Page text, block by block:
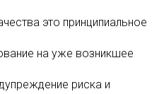
это принципиальное
на уже возникшее
риска и